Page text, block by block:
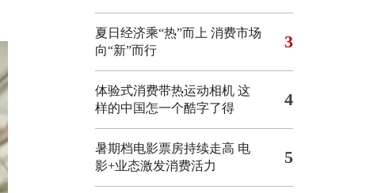
夏日经济乘“热”而上 消费市场
向“新”而行
3
体验式消费带热运动相机 这
样的中国怎一个酷字了得
4
暑期档电影票房持续走高 电
影+业态激发消费活力
5